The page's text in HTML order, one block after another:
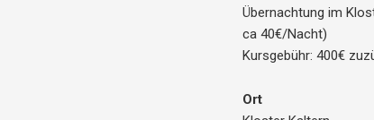
Übernachtung im
ca 40€/Nacht)
Kursgebühr: 400€
Ort